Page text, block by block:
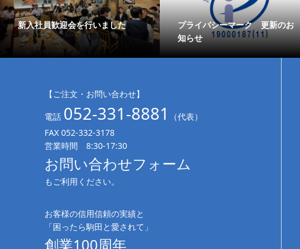
新入社員歓迎会を行いました
プライバシーマーク 更新のお
知らせ
【ご注文・お問い合わせ】
電話 052-331-8881
（代表）
FAX 052-332-3178
営業時間 8:30-17:30
お問い合わせフォーム
もご利用ください。
お客様の信用信頼の実績と
「困ったら駒田と愛されて」
創業100周年